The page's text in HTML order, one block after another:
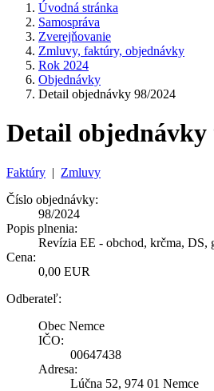
Úvodná stránka
Samospráva
Zverejňovanie
Zmluvy, faktúry, objednávky
Rok 2024
Objednávky
Detail objednávky 98/2024
Detail objednávky
Faktúry | Zmluvy
Číslo objednávky:
98/2024
Popis plnenia:
Revízia EE - obchod, krčma, DS,
Cena:
0,00 EUR
Odberateľ:
Obec Nemce
IČO:
00647438
Adresa:
Lúčna 52, 974 01 Nemce